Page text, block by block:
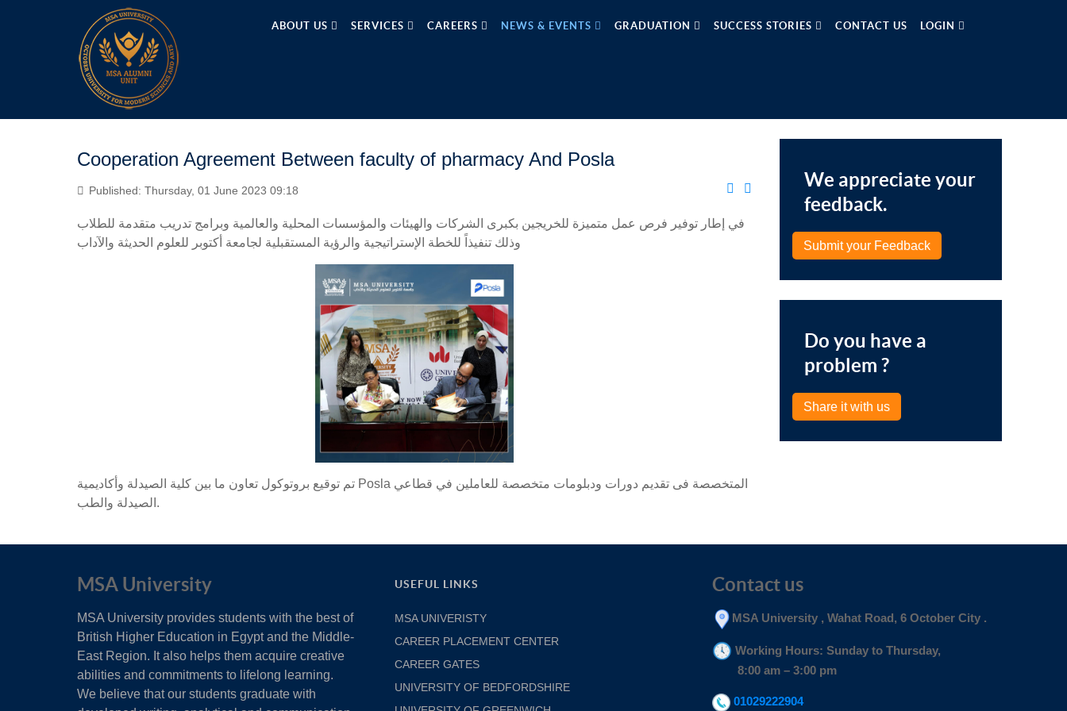
ABOUT US SERVICES CAREERS NEWS & EVENTS GRADUATION SUCCESS STORIES CONTACT US LOGIN
Cooperation Agreement Between faculty of pharmacy And Posla
Published: Thursday, 01 June 2023 09:18
في إطار توفير فرص عمل متميزة للخريجين بكبرى الشركات والهيئات والمؤسسات المحلية والعالمية وبرامج تدريب متقدمة للطلاب
وذلك تنفيذاً للخطة الإستراتيجية والرؤية المستقبلية لجامعة أكتوبر للعلوم الحديثة والآداب
تم توقيع بروتوكول تعاون ما بين كلية الصيدلة وأكاديمية Posla المتخصصة فى تقديم دورات ودبلومات متخصصة للعاملين في قطاعي
الصيدلة والطب.
We appreciate your
feedback.
Submit your Feedback
Do you have a
problem ?
Share it with us
MSA University
MSA University provides students with the best of
British Higher Education in Egypt and the Middle-
East Region. It also helps them acquire creative
abilities and commitments to lifelong learning.
We believe that our students graduate with
USEFUL LINKS
MSA UNIVERISTY
CAREER PLACEMENT CENTER
CAREER GATES
UNIVERSITY OF BEDFORDSHIRE
Contact us
MSA University , Wahat Road, 6 October City .
Working Hours: Sunday to Thursday,
8:00 am – 3:00 pm
01029222904